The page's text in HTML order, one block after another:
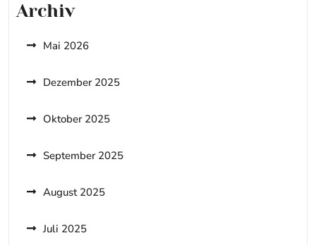
Archiv
Mai 2026
Dezember 2025
Oktober 2025
September 2025
August 2025
Juli 2025